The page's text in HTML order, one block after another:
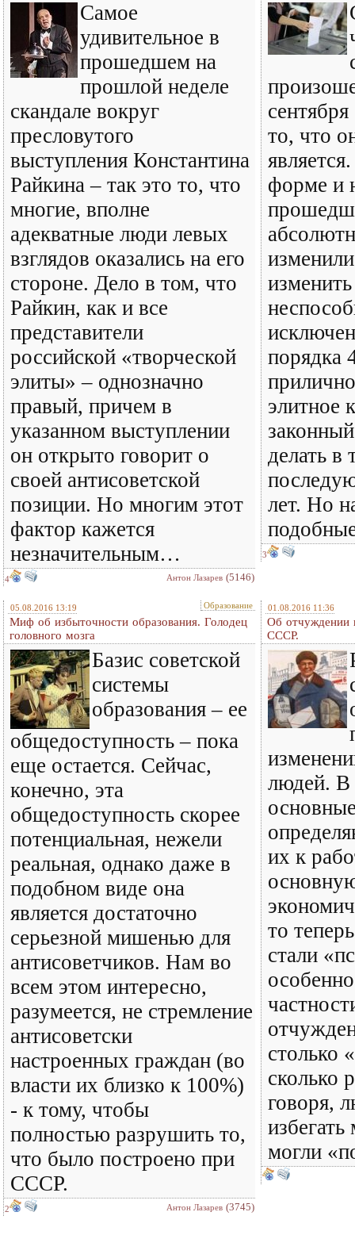
Самое
удивительное в
прошедшем на
прошлой неделе
скандале вокруг
пресловутого
выступления Константина
Райкина – так это то, что
многие, вполне
адекватные люди левых
взглядов оказались на его
стороне. Дело в том, что
Райкин, как и все
представители
российской «творческой
элиты» – однозначно
правый, причем в
указанном выступлении
он открыто говорит о
своей антисоветской
позиции. Но многим этот
фактор кажется
незначительным…
4 Антон Лазарев (5146)
то, что
форме и
порядка
элитное
делать в
лет. Но
3
05.08.2016 13:19 Образование
Миф об избыточности образования. Голодец
головного мозга
Базис советской
системы
образования – ее
общедоступность – пока
еще остается. Сейчас,
конечно, эта
общедоступность скорее
потенциальная, нежели
реальная, однако даже в
подобном виде она
является достаточно
серьезной мишенью для
антисоветчиков. Нам во
всем этом интересно,
разумеется, не стремление
антисоветски
настроенных граждан (во
власти их близко к 100%)
- к тому, чтобы
полностью разрушить то,
что было построено при
СССР.
2 Антон Лазарев (3745)
01.08.2016 11:36
Об отчуждении
СССР.
людей. В
их к
то
стали
столько
сколько
говоря,
избегать
могли